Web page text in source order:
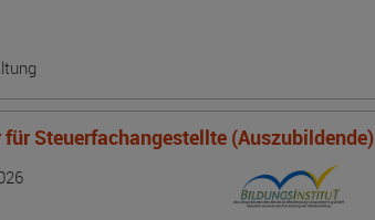
Steuerfachangestellte (Auszubildende)